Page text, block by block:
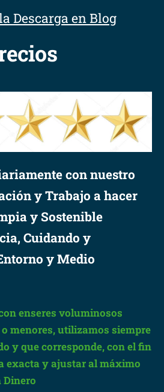
Descarga en Blog
con nuestro
y Trabajo a hacer
y Sostenible
Cuidando y
y Medio
enseres voluminosos
menores, utilizamos siempre
y que corresponde, con el fin
exacta y ajustar al máximo
Dinero